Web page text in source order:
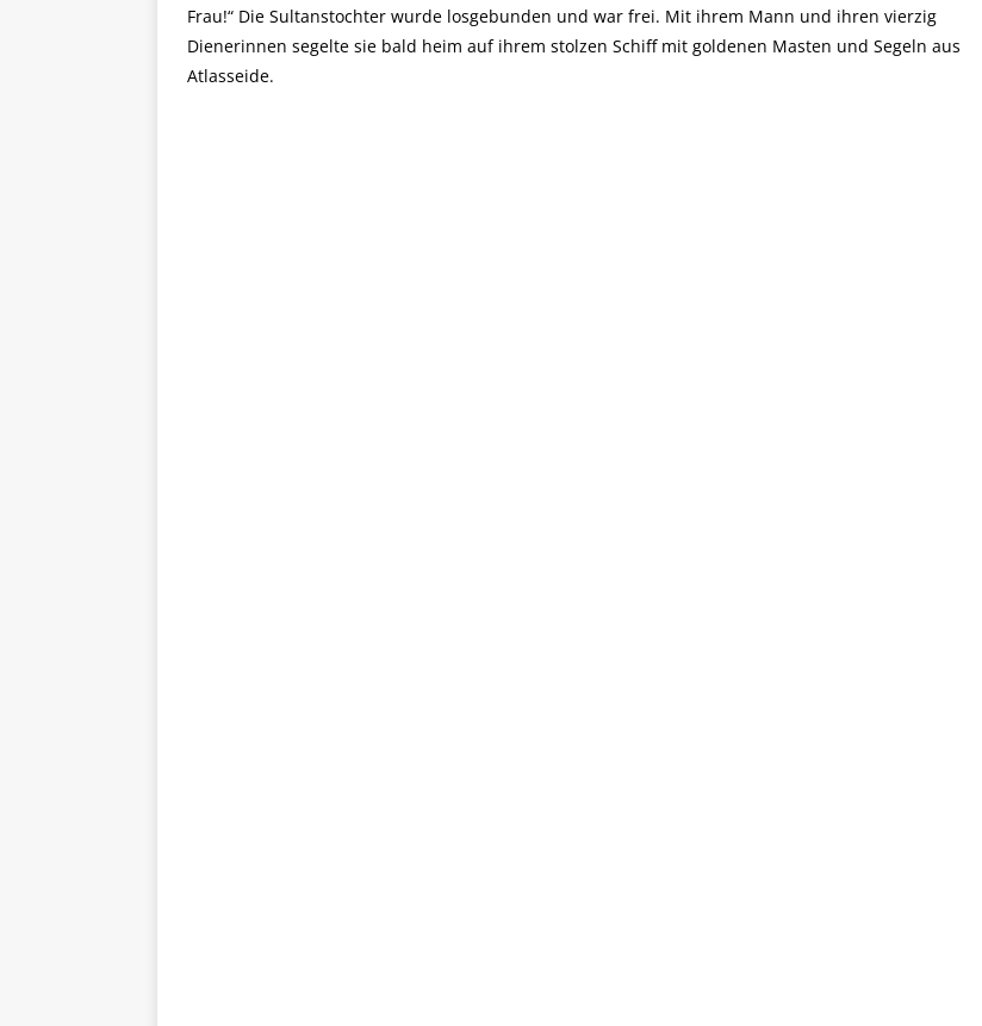
Frau!“ Die Sultanstochter wurde losgebunden und war frei. Mit ihrem Mann und ihren vierzig
Dienerinnen segelte sie bald heim auf ihrem stolzen Schiff mit goldenen Masten und Segeln aus
Atlasseide.